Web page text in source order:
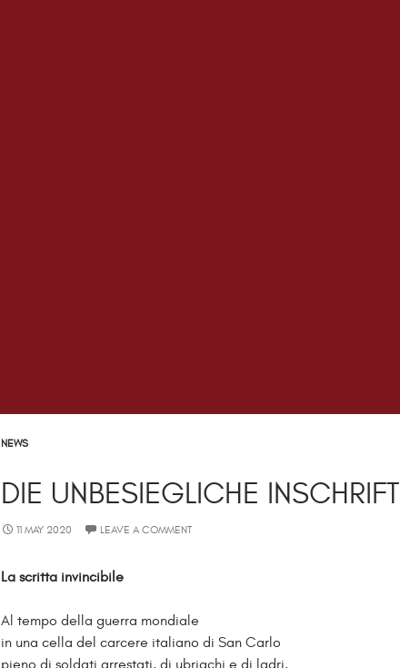
NEWS
DIE UNBESIEGLICHE INSCHRIFT
11 MAY 2020 LEAVE A COMMENT
La scritta invincibile
Al tempo della guerra mondiale
in una cella del carcere italiano di San Carlo
pieno di soldati arrestati, di ubriachi e di ladri,